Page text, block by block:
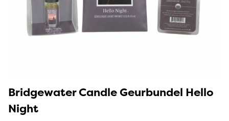
Bridgewater Candle Geurbundel Hello
Night